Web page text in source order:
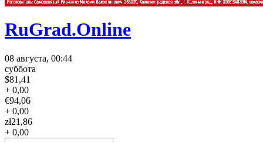
RuGrad.Online
08 августа, 00:44
суббота
$81,41
+ 0,00
€94,06
+ 0,00
zł21,86
+ 0,00